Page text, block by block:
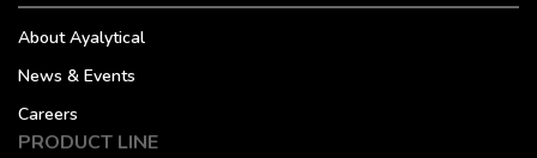
About Ayalytical
News & Events
Careers
PRODUCT LINE